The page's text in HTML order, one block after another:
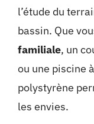
l’étude du
bassin. Que
familiale, un
ou une piscine
polystyrène
les envies.